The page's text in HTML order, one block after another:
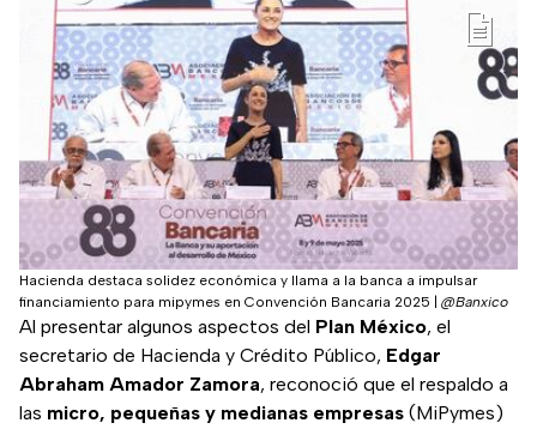
Hacienda destaca solidez económica y llama a la banca a impulsar
financiamiento para mipymes en Convención Bancaria 2025
@Banxico
Al presentar algunos aspectos del Plan México, el
secretario de Hacienda y Crédito Público, Edgar
Abraham Amador Zamora, reconoció que el respaldo a
las micro, pequeñas y medianas empresas (MiPymes)